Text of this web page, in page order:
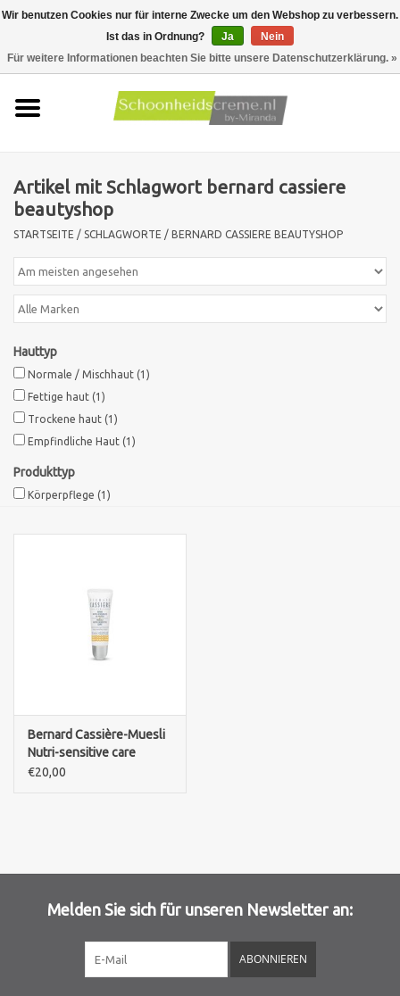
Produkte
Hautprobleme
Männer pflege
Neu !!
Sothys Paris
Mila d'Opiz
Bernard cassiere
Ekseption Skincare
Artikel mit Schlagwort bernard cassiere
beautyshop
STARTSEITE / SCHLAGWORTE / BERNARD CASSIERE BEAUTYSHOP
Hauttyp
Normale / Mischhaut (1)
Fettige haut (1)
Trockene haut (1)
Empfindliche Haut (1)
Produkttyp
Körperpflege (1)
Bernard Cassière-Muesli
Nutri-sensitive care
Honey-nourishing lip balm
€20,00
Melden Sie sich für unseren Newsletter an:
ABONNIEREN
Wir benutzen Cookies nur für interne Zwecke um den Webshop zu verbessern.
Ist das in Ordnung?
Ja
Nein
Für weitere Informationen beachten Sie bitte unsere Datenschutzerklärung. »